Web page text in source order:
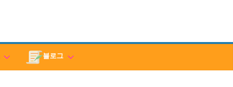
블로그